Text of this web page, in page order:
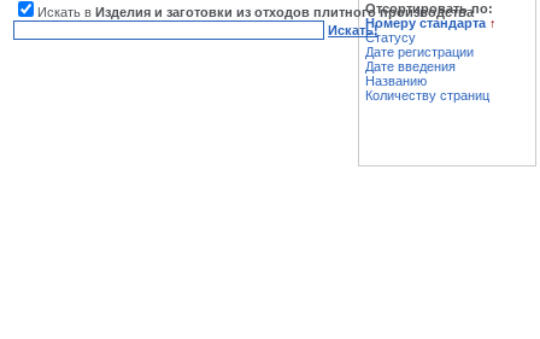
Искать в Изделия и заготовки из отходов плитного производства
Искать!
Отсортировать по:
Номеру стандарта ↑
Статусу
Дате регистрации
Дате введения
Названию
Количеству страниц